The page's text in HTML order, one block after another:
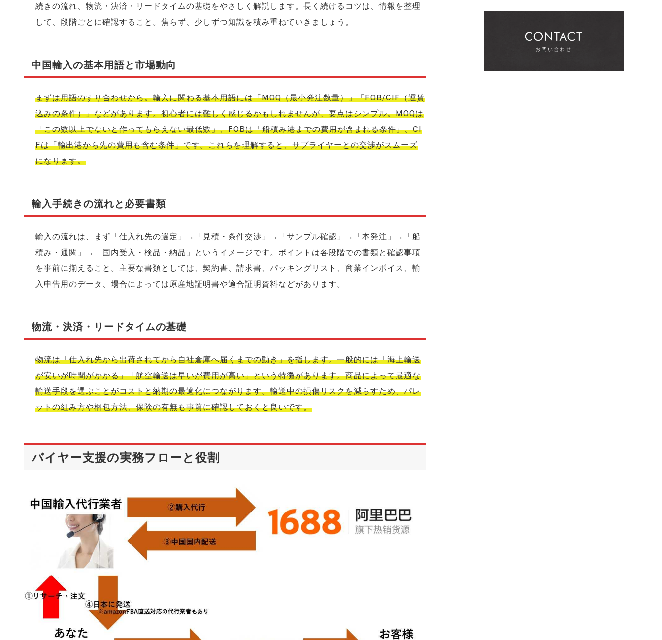
続きの流れ、物流・決済・リードタイムの基礎をやさしく解説します。長く続けるコツは、情報を整理
して、段階ごとに確認すること。焦らず、少しずつ知識を積み重ねていきましょう。
中国輸入の基本用語と市場動向
まずは用語のすり合わせから。輸入に関わる基本用語には「MOQ（最小発注数量）」「FOB/CIF（運賃
込みの条件）」などがあります。初心者には難しく感じるかもしれませんが、要点はシンプル。MOQは
「この数以上でないと作ってもらえない最低数」、FOBは「船積み港までの費用が含まれる条件」、CI
Fは「輸出港から先の費用も含む条件」です。これらを理解すると、サプライヤーとの交渉がスムーズ
になります。
輸入手続きの流れと必要書類
輸入の流れは、まず「仕入れ先の選定」→「見積・条件交渉」→「サンプル確認」→「本発注」→「船
積み・通関」→「国内受入・検品・納品」というイメージです。ポイントは各段階での書類と確認事項
を事前に揃えること。主要な書類としては、契約書、請求書、パッキングリスト、商業インボイス、輸
入申告用のデータ、場合によっては原産地証明書や適合証明資料などがあります。
物流・決済・リードタイムの基礎
物流は「仕入れ先から出荷されてから自社倉庫へ届くまでの動き」を指します。一般的には「海上輸送
が安いが時間がかかる」「航空輸送は早いが費用が高い」という特徴があります。商品によって最適な
輸送手段を選ぶことがコストと納期の最適化につながります。輸送中の損傷リスクを減らすため、パレ
ットの組み方や梱包方法、保険の有無も事前に確認しておくと良いです。
バイヤー支援の実務フローと役割